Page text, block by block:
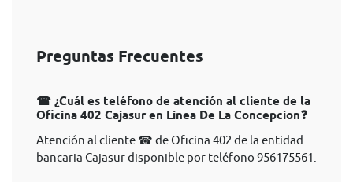
Preguntas Frecuentes
☎ ¿Cuál es teléfono de atención al cliente de la
Oficina 402 Cajasur en Linea De La Concepcion❓
Atención al cliente ☎ de Oficina 402 de la entidad
bancaria Cajasur disponible por teléfono 956175561.